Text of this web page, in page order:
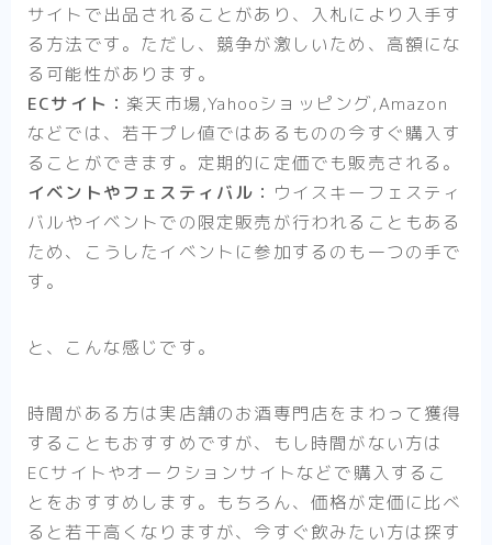
サイトで出品されることがあり、入札により入手す
る方法です。ただし、競争が激しいため、高額にな
る可能性があります。
ECサイト： 楽天市場,Yahooショッピング,Amazon
などでは、若干プレ値ではあるものの今すぐ購入す
ることができます。定期的に定価でも販売される。
イベントやフェスティバル： ウイスキーフェスティ
バルやイベントでの限定販売が行われることもある
ため、こうしたイベントに参加するのも一つの手で
す。
と、こんな感じです。
時間がある方は実店舗のお酒専門店をまわって獲得
することもおすすめですが、もし時間がない方は
ECサイトやオークションサイトなどで購入するこ
とをおすすめします。もちろん、価格が定価に比べ
ると若干高くなりますが、今すぐ飲みたい方は探す